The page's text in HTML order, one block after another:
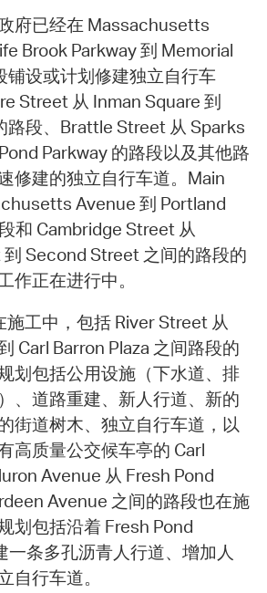
府已经在 Massachusetts
Brook Parkway 到 Memorial
铺设或计划修建独立自行车
Street 从 Inman Square 到
路段、Brattle Street 从 Sparks
Parkway 的路段以及其他路
修建的独立自行车道。Main
Avenue 到 Portland
和 Cambridge Street 从
Second Street 之间的路段的
作正在进行中。
工中，包括 River Street 从
Carl Barron Plaza 之间路段的
划包括公用设施（下水道、排
、道路重建、新人行道、新的
街道树木、独立自行车道，以
高质量公交候车亭的 Carl
Avenue 从 Fresh Pond
Avenue 之间的路段也在施
划包括沿着 Fresh Pond
一条多孔沥青人行道、增加人
自行车道。